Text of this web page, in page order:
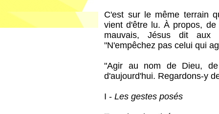
C'est sur le même terrain
vient d'être lu. À propos,
mauvais, Jésus dit aux
"N'empêchez pas celui qui
"Agir au nom de Dieu,
d'aujourd'hui. Regardons-y
I -Les gestes posés